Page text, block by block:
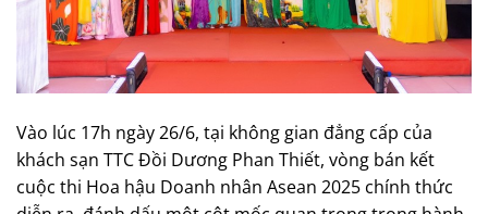
Vào lúc 17h ngày 26/6, tại không gian đẳng cấp của
khách sạn TTC Đồi Dương Phan Thiết, vòng bán kết
cuộc thi Hoa hậu Doanh nhân Asean 2025 chính thức